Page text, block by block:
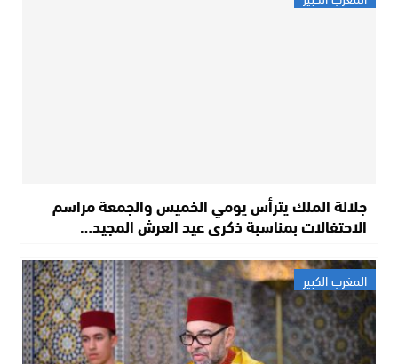
جلالة الملك يترأس يومي الخميس والجمعة مراسم
الاحتفالات بمناسبة ذكرى عيد العرش المجيد…
المغرب الكبير